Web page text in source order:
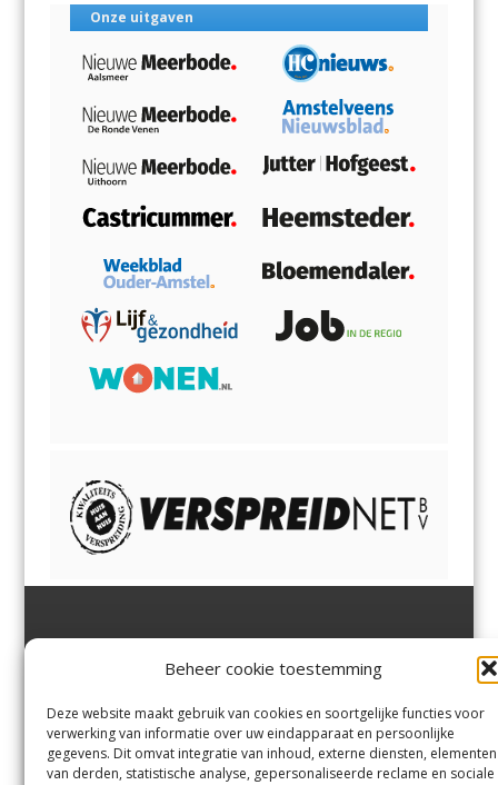
Beheer cookie toestemming
Deze website maakt gebruik van cookies en soortgelijke functies voor
verwerking van informatie over uw eindapparaat en persoonlijke
gegevens. Dit omvat integratie van inhoud, externe diensten, elementen
van derden, statistische analyse, gepersonaliseerde reclame en sociale
Onze uitgaven
Margadantstraat 34
0255-533900
info@jutter.nlofinfo@hofgee
st.nl
Velserbroek,Velsen-Zuid,
Zuid,Driehuisen
Spaarnwoude.